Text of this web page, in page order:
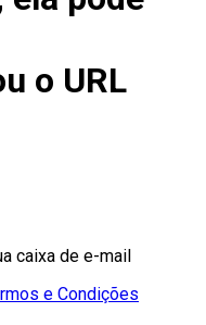
o URL
caixa de e-mail
e Condições